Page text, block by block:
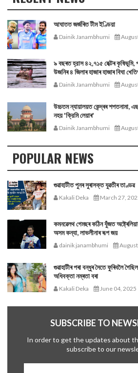
আঘাতত জৰ্জৰিত টীম ইণ্ডিয়া
Dainik Janambhumi
৯ বছৰত হ্রাস ৪২,৭১৫ হেক্টৰ
উজনিৰ ৪ জিলাৰ হাজাৰ হাজাৰ বিঘা
Dainik Janambhumi
উচ্চতম ন্যায়ালয়ত কেন্দ্ৰৰ শপতনামা,
নহয় 'ক্রিমি লেয়াৰ'
Dainik Janambhumi
POPULAR NEWS
গুৱাহাটীত পুনৰ সুৰাসক্ত যুৱতীৰ তাণ্ডৱ
Kakali Deka March 27,
কমনৱেলথ গেমছৰ কঠিন যুঁজত
অসম কন্যা, লাভলীনাৰ ৰূপ জয়
dainik janambhumi
গুৱাহাটীৰ পৰা বন্ধুৰ সৈতে ফুৰিবলৈ
অধিবক্তা নম্ৰতা বৰা
Kakali Deka June 04, 2025
SUBSCRIBE TO
In order to get the updates about
subscribe to our